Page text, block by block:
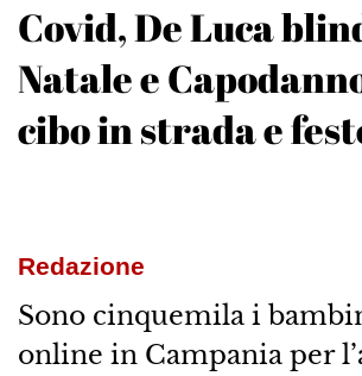
Covid, De Luca
Natale e
cibo in strada e
Redazione
Sono cinquemila i
online in Campania per